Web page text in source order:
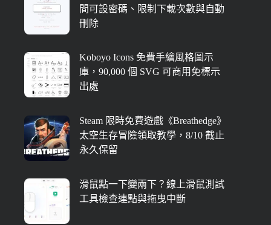
間可設密碼、限制下載次數與自動
刪除
Koboyo Icons 免費手繪風格圖示
庫，90,000 個 SVG 可商用免標示
出處
Steam 限時免費遊戲《Breathedge》
太空生存冒險領取教學，8/10 截止
永久保留
滑鼠點一下變兩下？線上滑鼠測試
工具檢查連點與拖曳中斷